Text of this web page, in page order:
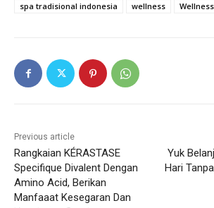
spa tradisional indonesia
wellness
Previous article
Rangkaian KÉRASTASE
Specifique Divalent Dengan
Amino Acid, Berikan
Manfaaat Kesegaran Dan
Yuk
Hari